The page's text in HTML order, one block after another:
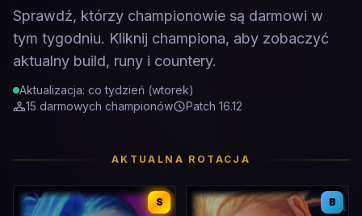
Sprawdź, którzy championowie są darmowi w
tym tygodniu. Kliknij championa, aby zobaczyć
aktualny build, runy i countery.
Aktualizacja: co tydzień (wtorek)
15 darmowych championów Patch 16.12
AKTUALNA ROTACJA
S B